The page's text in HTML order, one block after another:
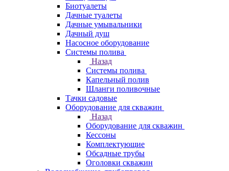
Биотуалеты
Дачные туалеты
Дачные умывальники
Дачный душ
Насосное оборудование
Системы полива
Назад
Системы полива
Капельный полив
Шланги поливочные
Тачки садовые
Оборудование для скважин
Назад
Оборудование для скважин
Кессоны
Комплектующие
Обсадные трубы
Оголовки скважин